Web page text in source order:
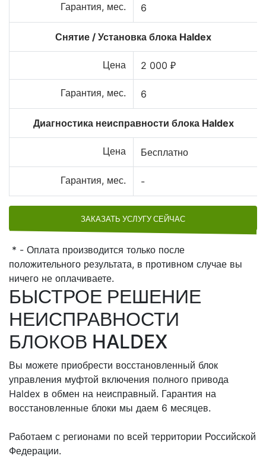
Гарантия, мес. 6
Снятие / Установка блока Haldex
Цена 2 000 ₽
Гарантия, мес. 6
Диагностика неисправности блока Haldex
Цена Бесплатно
Гарантия, мес. -
ЗАКАЗАТЬ УСЛУГУ СЕЙЧАС
* - Оплата производится только после
положительного результата, в противном случае вы
ничего не оплачиваете.
БЫСТРОЕ РЕШЕНИЕ
НЕИСПРАВНОСТИ
БЛОКОВ HALDEX
Вы можете приобрести восстановленный блок
управления муфтой включения полного привода
Haldex в обмен на неисправный. Гарантия на
восстановленные блоки мы даем 6 месяцев.
Работаем с регионами по всей территории Российской
Федерации.